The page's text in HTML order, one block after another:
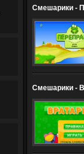
Смешарики -
Смешарики -